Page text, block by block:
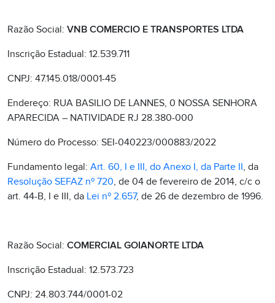
Razão Social: VNB COMERCIO E TRANSPORTES LTDA
Inscrição Estadual: 12.539.711
CNPJ: 47.145.018/0001-45
Endereço: RUA BASILIO DE LANNES, 0 NOSSA SENHORA
APARECIDA – NATIVIDADE RJ 28.380-000
Número do Processo: SEI-040223/000883/2022
Fundamento legal: Art. 60, I e III, do Anexo I, da Parte II, da
Resolução SEFAZ nº 720, de 04 de fevereiro de 2014, c/c o
art. 44-B, I e III, da Lei nº 2.657, de 26 de dezembro de 1996.
Razão Social: COMERCIAL GOIANORTE LTDA
Inscrição Estadual: 12.573.723
CNPJ: 24.803.744/0001-02